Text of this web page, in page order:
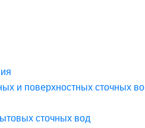
и поверхностных сточных во
сточных вод